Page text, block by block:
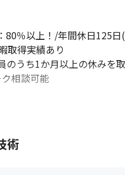
％以上！/年間休日125日
取得実績あり
うち1か月以上の休みを
相談可能
代まで幅広い年齢の方が
術